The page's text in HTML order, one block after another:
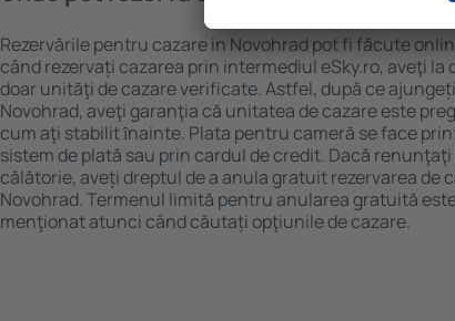
Rezervările pentru cazare in Novohrad pot fi făcute
când rezervați cazarea prin intermediul eSky.ro, aveţi la
doar unităţi de cazare verificate. Astfel, după ce
Novohrad, aveţi garanţia că unitatea de cazare este
cum aţi stabilit ȋnainte. Plata pentru cameră se face
sistem de plată sau prin cardul de credit. Dacă renunţaţi
călătorie, aveți dreptul de a anula gratuit rezervarea de
Novohrad. Termenul limită pentru anularea gratuită
menţionat atunci când căutați opţiunile de cazare.